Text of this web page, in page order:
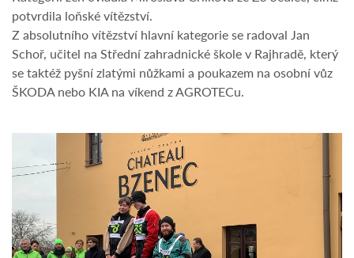
potvrdila loňské vítězství.
Z absolutního vítězství hlavní kategorie se radoval Jan
Schoř, učitel na Střední zahradnické škole v Rajhradě, který
se taktéž pyšní zlatými nůžkami a poukazem na osobní vůz
ŠKODA nebo KIA na víkend z AGROTECu.